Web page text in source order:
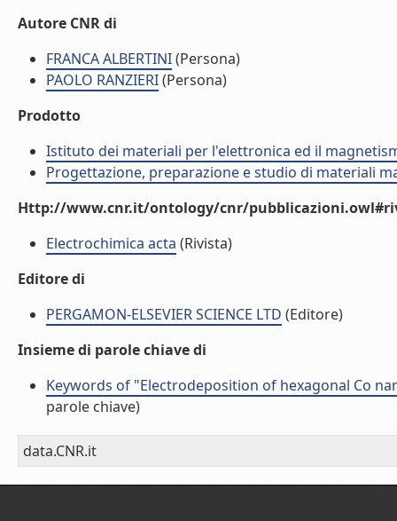
Autore CNR di
FRANCA ALBERTINI(Persona)
PAOLO RANZIERI(Persona)
Prodotto
Istituto dei materiali per l'elettronica ed il
Progettazione, preparazione e studio di materiali
Http://www.cnr.it/ontology/cnr/
Electrochimica acta (Rivista)
Editore di
PERGAMON-ELSEVIER SCIENCE LTD (Editore)
Insieme di parole chiave di
Keywords of "Electrodeposition of hexagonal Co
parole chiave)
data.CNR.it